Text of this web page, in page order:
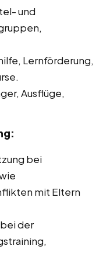
und
Lernförderung,
Ausflüge,
bei
mit Eltern
der